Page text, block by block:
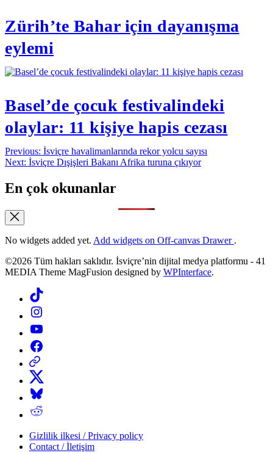
Zürih’te Bahar için dayanışma
eylemi
Basel’de çocuk festivalindeki
olaylar: 11 kişiye hapis cezası
Yazı
gezinmesi
Previous: İsviçre havalimanlarında rekor yolcu sayısı
Next: İsviçre Dışişleri Bakanı Afrika turuna çıkıyor
En çok okunanlar
No widgets added yet. Add widgets on Off-canvas Drawer .
©2026 Tüm hakları saklıdır. İsviçre’nin dijital medya platformu - 41
MEDIA Theme MagFusion designed by WPInterface.
Tiktok
Instagram
YouTube
Facebook
Threads
X
Bluesky
Reddit
Gizlilik ilkesi / Privacy policy
Contact / İletişim